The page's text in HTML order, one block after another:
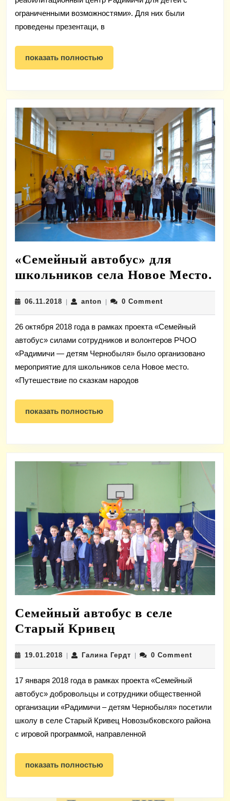
детей
ограниченными возможностями». Для них были
проведены презентаци, в
показать полностьюпоказать
полностью
«Семейный автобус» для
школьников села Новое Место.
06.11.2018 06.11.2018
| antonanton
| 0 Comment
26 октября 2018 года в рамках проекта «Семейный
автобус» силами сотрудников и волонтеров РЧОО
«Радимичи — детям Чернобыля» было организовано
мероприятие для школьников села Новое место.
«Путешествие по сказкам народов
показать полностьюпоказать
полностью
Семейный автобус в селе
Старый Кривец
автобус
в
Старый
Кривец
19.01.2018 19.01.2018
| Галина ГердтГалина
| 0 Comment
17 января 2018 года в рамках проекта «Семейный
автобус» добровольцы и сотрудники общественной
организации «Радимичи – детям Чернобыля» посетили
школу в селе Старый Кривец Новозыбковского района
с игровой программой, направленной
показать полностьюпоказать
полностью